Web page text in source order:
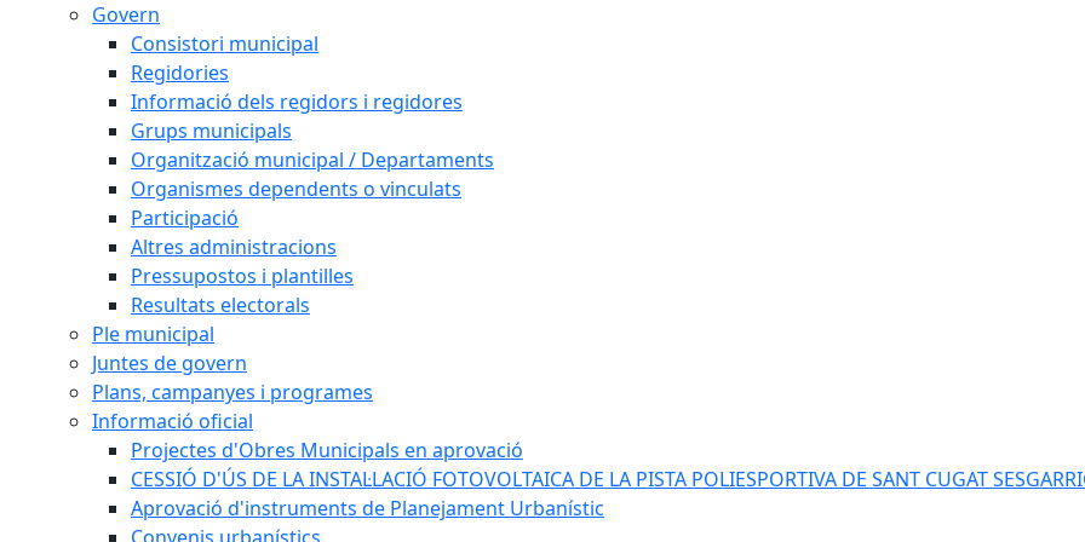
Govern
Consistori municipal
Regidories
Informació dels regidors i regidores
Grups municipals
Organització municipal / Departaments
Organismes dependents o vinculats
Participació
Altres administracions
Pressupostos i plantilles
Resultats electorals
Ple municipal
Juntes de govern
Plans, campanyes i programes
Informació oficial
Projectes d'Obres Municipals en aprovació
CESSIÓ D'ÚS DE LA INSTAL·LACIÓ FOTOVOLTAICA DE LA PISTA POLIESPORTIVA DE SANT CUGAT
Aprovació d'instruments de Planejament Urbanístic